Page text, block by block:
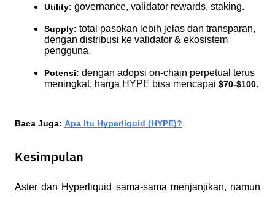
Utility: governance, validator rewards, staking.
Supply: total pasokan lebih jelas dan transparan,
dengan distribusi ke validator & ekosistem
pengguna.
Potensi: dengan adopsi on-chain perpetual terus
meningkat, harga HYPE bisa mencapai $70-$100.
Baca Juga: Apa Itu Hyperliquid (HYPE)?
Kesimpulan
Aster dan Hyperliquid sama-sama menjanjikan, namun